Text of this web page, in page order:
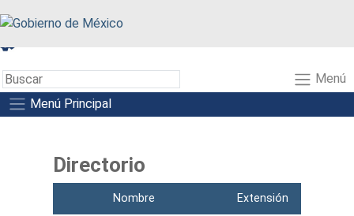
Menú
Menú Principal
Directorio
Nombre Extensión